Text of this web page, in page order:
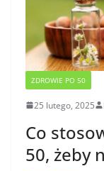
ZDROWIE PO 50
25 lutego, 2025
Co
50, żeby